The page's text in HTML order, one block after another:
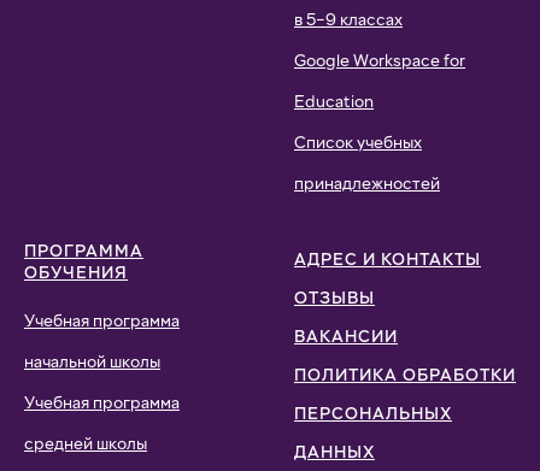
в 5–9 классах
Google Workspace for
Education
Список учебных
принадлежностей
ПРОГРАММА
ОБУЧЕНИЯ
Учебная программа
начальной школы
Учебная программа
средней школы
АДРЕС И КОНТАКТЫ
ОТЗЫВЫ
ВАКАНСИИ
ПОЛИТИКА ОБРАБОТКИ
ПЕРСОНАЛЬНЫХ
ДАННЫХ